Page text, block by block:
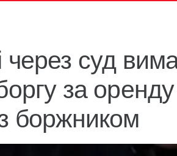
через суд
за
боржником